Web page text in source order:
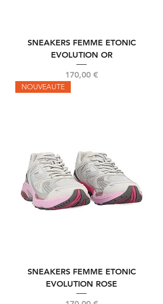
SNEAKERS FEMME ETONIC
EVOLUTION OR
Prix
170,00 €
NOUVEAUTE
SNEAKERS FEMME ETONIC
EVOLUTION ROSE